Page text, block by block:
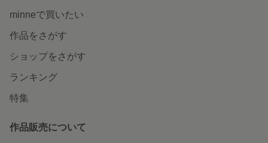
minneで買いたい
作品をさがす
ショップをさがす
ランキング
特集
作品販売について